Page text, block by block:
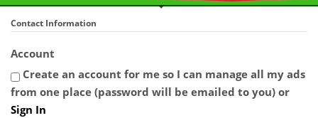
Contact Information
Account
Create an account for me so I can manage all my ads
from one place (password will be emailed to you) or
Sign In